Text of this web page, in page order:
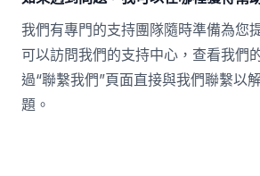
我們有專門的支持團隊隨時準備為您
可以訪問我們的支持中心，查看我們
過“聯繫我們”頁面直接與我們聯繫以
題。